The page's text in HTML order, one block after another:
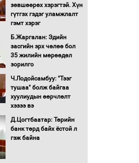
Монгол Улс “COP17”-д
“Тал хээрийн
танилцуулна
16 төрлийн эмийг нэг эх
үүсвэрээс худалдан авах
Бүх шатанд хэмнэлтийн
горимд шилжиж, найр
гадаад томилолтыг
хориглолоо
зөвшөөрөх хэрэгтэй. Хүн
гүтгэх гэдэг уламжлалт
гэмт хэрэг
Б.Жаргалан: Эдийн
засгийн эрх чөлөө бол
35 жилийн мөрөөдөл
зорилго
Ч.Лодойсамбуу: "Тээг
тушаа" болж байгаа
хуулиудын өөрчлөлт
хэзээ вэ
Д.Цогтбаатар: Төрийн
банк төрд байх ёстой л
гэж байна